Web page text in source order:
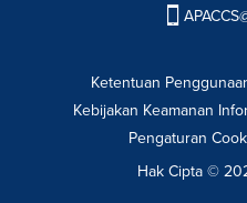
Ketentuan
Kebijakan Keamanan
Pengaturan
Hak Cipta ©